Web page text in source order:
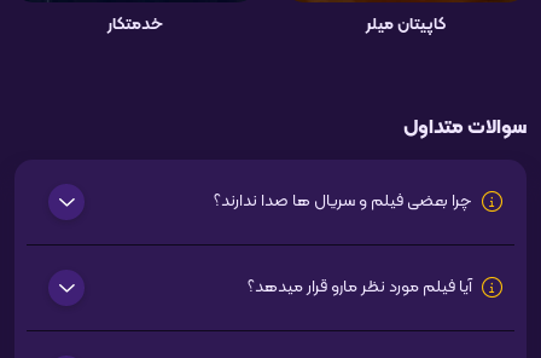
کاپیتان میلر خدمتکار
سوالات متداول
چرا بعضی فیلم و سریال ها صدا ندارند؟
آیا فیلم مورد نظر مارو قرار میدهد؟